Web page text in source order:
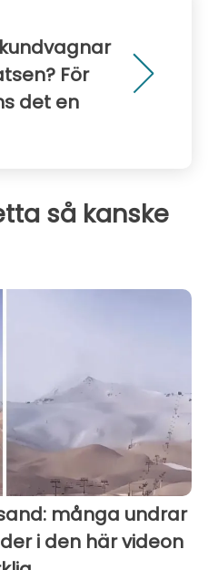
För
det en
så kanske
många undrar
i den här videon